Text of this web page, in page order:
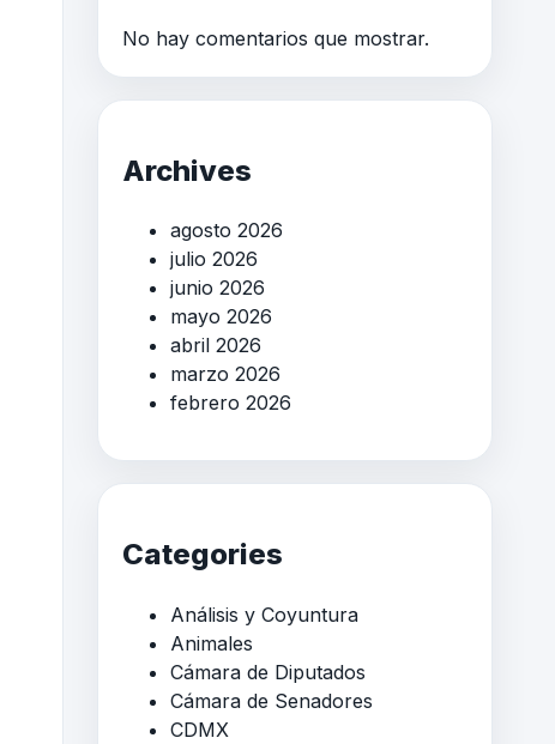
No hay comentarios que mostrar.
Archives
agosto 2026
julio 2026
junio 2026
mayo 2026
abril 2026
marzo 2026
febrero 2026
Categories
Análisis y Coyuntura
Animales
Cámara de Diputados
Cámara de Senadores
CDMX